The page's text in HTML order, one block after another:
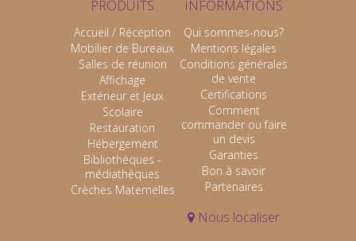
PRODUITS
Accueil / Réception
Mobilier de Bureaux
Salles de réunion
Affichage
Extérieur et Jeux
Scolaire
Restauration
Hébergement
Bibliothèques -
médiathèques
Crèches Maternelles
INFORMATIONS
Qui sommes-nous?
Mentions légales
Conditions générales
de vente
Certifications
Comment
commander ou faire
un devis
Garanties
Bon à savoir
Partenaires
Nous localiser